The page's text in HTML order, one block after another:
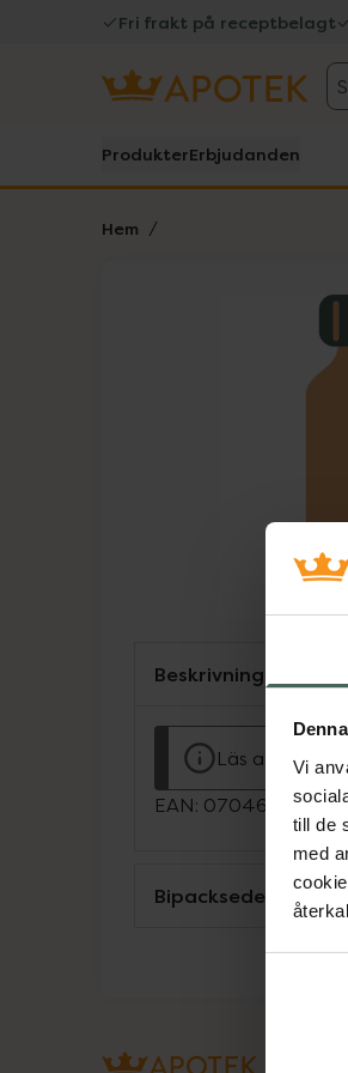
Vi
till de
med
Fri frakt på receptbelagt
ProdukterErbjudanden
Hem
Lista: .
Beskrivning
Läs alltid
EAN:
Bipacksedel från